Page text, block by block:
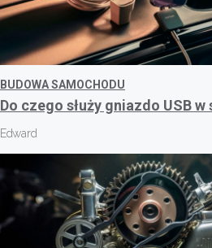
BUDOWA SAMOCHODU
Do czego służy gniazdo USB
Edward